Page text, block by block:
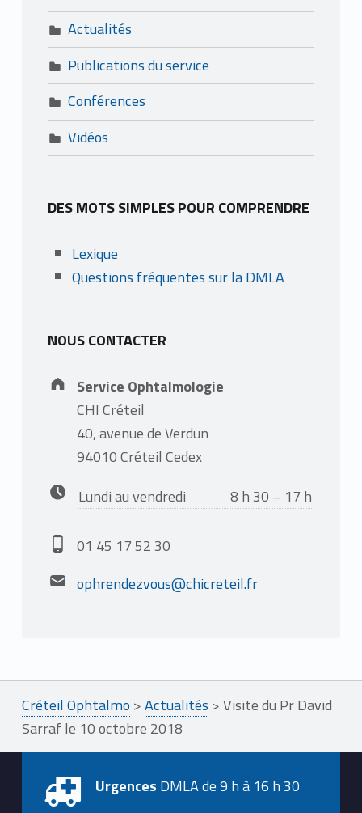
Actualités
Publications du service
Conférences
Vidéos
DES MOTS SIMPLES POUR COMPRENDRE
Lexique
Questions fréquentes sur la DMLA
NOUS CONTACTER
Address:
Service Ophtalmologie
CHI Créteil
40, avenue de Verdun
94010 Créteil Cedex
Business hours:
Lundi au vendredi 8 h 30 – 17 h
Phone number:
01 45 17 52 30
Email address:
ophrendezvous@chicreteil.fr
Créteil Ophtalmo >Actualités >Visite du Pr David
Sarraf le 10 octobre 2018
Urgences DMLA de 9 h à 16 h 30